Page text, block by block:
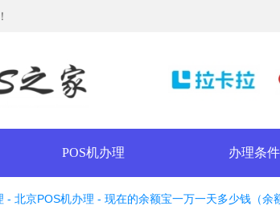
POS机办理 办理条件
- 北京POS机办理 - 现在的余额宝一万一天多少钱（余